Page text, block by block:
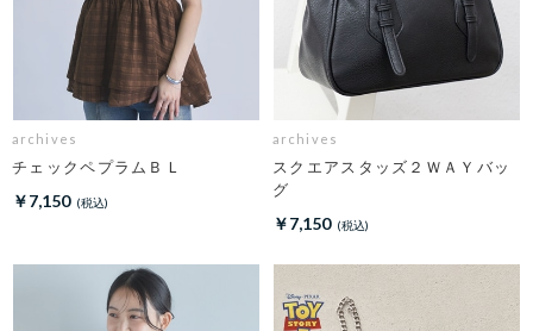
archives
チェックペプラムＢＬ
￥7,150
archives
スクエアスタッズ２ＷＡＹバッ
グ
￥7,150